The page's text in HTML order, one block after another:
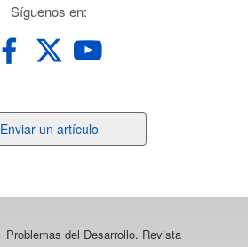
Síguenos en:
Enviar un artículo
Problemas del Desarrollo. Revista